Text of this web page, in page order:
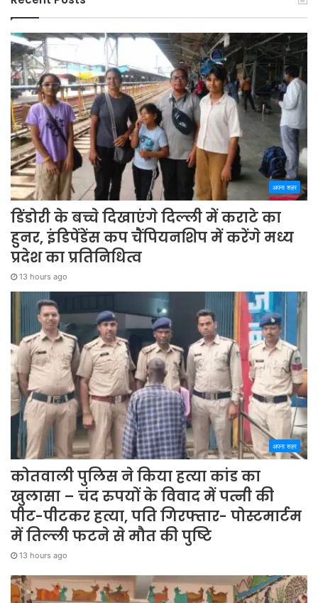
अपना शहर
डिंडोरी के बच्चे दिखाएंगे दिल्ली में कराटे का
हुनर, इंडिपेंडेंस कप चैंपियनशिप में करेंगे मध्य
प्रदेश का प्रतिनिधित्व
13 hours ago
अपना शहर
कोतवाली पुलिस ने किया हत्या कांड का
खुलासा – चंद रुपयों के विवाद में पत्नी की
पीट-पीटकर हत्या, पति गिरफ्तार- पोस्टमार्टम
में तिल्ली फटने से मौत की पुष्टि
13 hours ago